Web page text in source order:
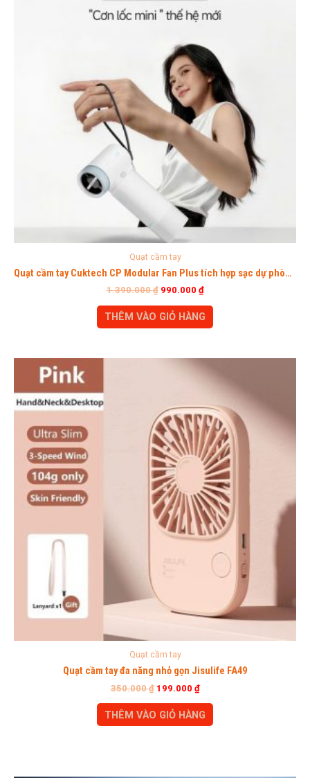
Quạt cầm tay
Quạt cầm tay Cuktech CP Modular Fan Plus tích hợp sạc dự phòng 10.000mAh
1.390.000₫ 990.000 ₫
THÊM VÀO GIỎ HÀNG
Quạt cầm tay
Quạt cầm tay đa năng nhỏ gọn Jisulife FA49
350.000₫ 199.000 ₫
THÊM VÀO GIỎ HÀNG